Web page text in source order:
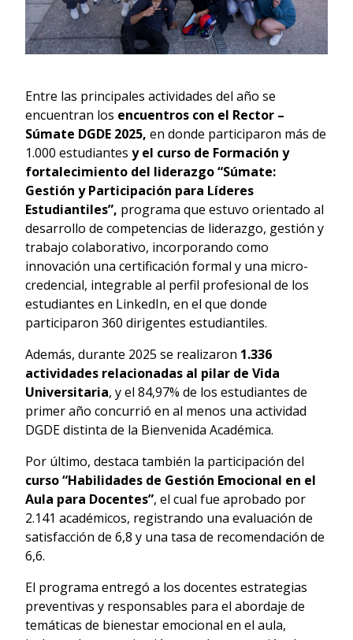
Entre las principales actividades del año se
encuentran los encuentros con el Rector –
Súmate DGDE 2025, en donde participaron más de
1.000 estudiantes y el curso de Formación y
fortalecimiento del liderazgo “Súmate:
Gestión y Participación para Líderes
Estudiantiles”, programa que estuvo orientado al
desarrollo de competencias de liderazgo, gestión y
trabajo colaborativo, incorporando como
innovación una certificación formal y una micro-
credencial, integrable al perfil profesional de los
estudiantes en LinkedIn, en el que donde
participaron 360 dirigentes estudiantiles.
Además, durante 2025 se realizaron 1.336
actividades relacionadas al pilar de Vida
Universitaria, y el 84,97% de los estudiantes de
primer año concurrió en al menos una actividad
DGDE distinta de la Bienvenida Académica.
Por último, destaca también la participación del
curso “Habilidades de Gestión Emocional en el
Aula para Docentes”, el cual fue aprobado por
2.141 académicos, registrando una evaluación de
satisfacción de 6,8 y una tasa de recomendación de
6,6.
El programa entregó a los docentes estrategias
preventivas y responsables para el abordaje de
temáticas de bienestar emocional en el aula,